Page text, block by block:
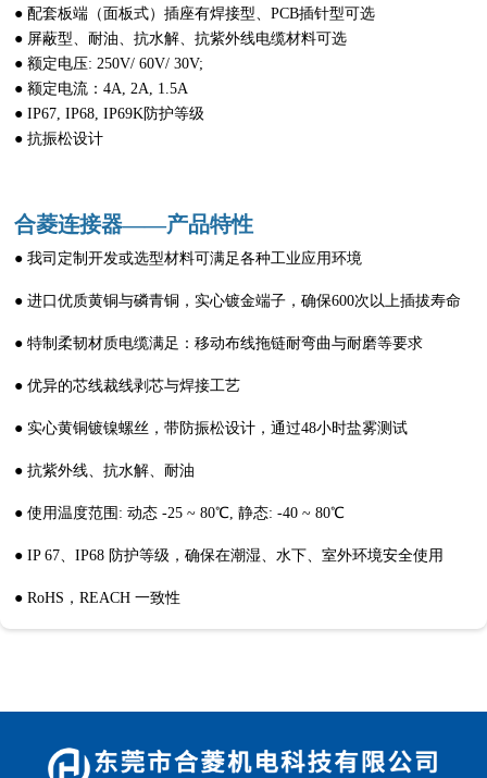
● 配套板端（面板式）插座有焊接型、PCB插针型可选
● 屏蔽型、耐油、抗水解、抗紫外线电缆材料可选
● 额定电压: 250V/ 60V/ 30V;
● 额定电流：4A, 2A, 1.5A
● IP67, IP68, IP69K防护等级
● 抗振松设计
合菱连接器——产品特性
● 我司定制开发或选型材料可满足各种工业应用环境
● 进口优质黄铜与磷青铜，实心镀金端子，确保600次以上插拔寿命
● 特制柔韧材质电缆满足：移动布线拖链耐弯曲与耐磨等要求
● 优异的芯线裁线剥芯与焊接工艺
● 实心黄铜镀镍螺丝，带防振松设计，通过48小时盐雾测试
● 抗紫外线、抗水解、耐油
● 使用温度范围: 动态 -25 ~ 80℃, 静态: -40 ~ 80℃
● IP 67、IP68 防护等级，确保在潮湿、水下、室外环境安全使用
● RoHS，REACH 一致性